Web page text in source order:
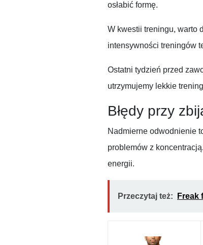
osłabić formę.
W kwestii treningu, warto
intensywności treningów
Ostatni tydzień przed
utrzymujemy lekkie
Błędy przy
Nadmierne odwodnienie
problemów z
energii.
Przeczytaj też: Freak